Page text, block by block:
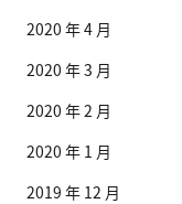
2020 年 4 月
2020 年 3 月
2020 年 2 月
2020 年 1 月
2019 年 12 月